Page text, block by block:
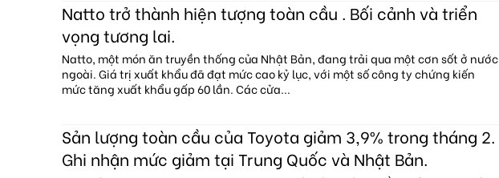
Natto trở thành hiện tượng toàn cầu . Bối cảnh và triển
vọng tương lai.
Natto, một món ăn truyền thống của Nhật Bản, đang trải qua một cơn sốt ở nước
ngoài. Giá trị xuất khẩu đã đạt mức cao kỷ lục, với một số công ty chứng kiến
mức tăng xuất khẩu gấp 60 lần. Các cửa...
Sản lượng toàn cầu của Toyota giảm 3,9% trong tháng 2.
Ghi nhận mức giảm tại Trung Quốc và Nhật Bản.